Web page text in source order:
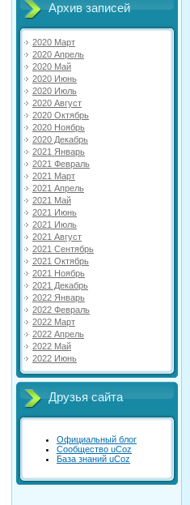
Архив записей
2020 Март
2020 Апрель
2020 Май
2020 Июнь
2020 Июль
2020 Август
2020 Октябрь
2020 Ноябрь
2020 Декабрь
2021 Январь
2021 Февраль
2021 Март
2021 Апрель
2021 Май
2021 Июнь
2021 Июль
2021 Август
2021 Сентябрь
2021 Октябрь
2021 Ноябрь
2021 Декабрь
2022 Январь
2022 Февраль
2022 Март
2022 Апрель
2022 Май
2022 Июнь
Друзья сайта
Официальный блог
Сообщество uCoz
База знаний uCoz